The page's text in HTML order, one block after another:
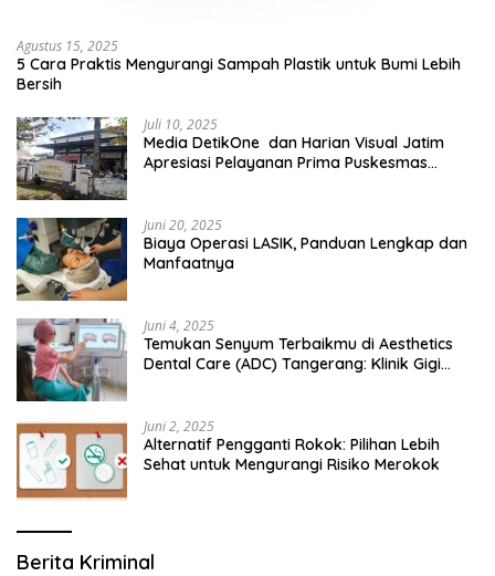
Agustus 15, 2025
5 Cara Praktis Mengurangi Sampah Plastik untuk Bumi Lebih
Bersih
Juli 10, 2025
Media DetikOne dan Harian Visual Jatim
Apresiasi Pelayanan Prima Puskesmas
Juni 20, 2025
Biaya Operasi LASIK, Panduan Lengkap dan
Manfaatnya
Juni 4, 2025
Temukan Senyum Terbaikmu di Aesthetics
Dental Care (ADC) Tangerang: Klinik Gigi
Juni 2, 2025
Alternatif Pengganti Rokok: Pilihan Lebih
Sehat untuk Mengurangi Risiko Merokok
Berita Kriminal